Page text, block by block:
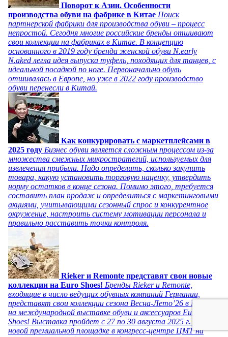
Поворот к Азии. Особенности
производства обуви на фабрике в Китае Поиск
партнерской фабрики для производства обуви – процесс
непростой. Сегодня многие российские бренды отшивают
свои коллекции на фабриках в Китае. В концепцию
основанного в 2019 году бренда женской обуви N.early
N.aked легла идея выпуска туфель, походящих для танцев, с
идеальной посадкой по ноге. Первоначально обувь
отшивалась в Европе, но уже в 2022 году производство
обуви перенесли в Китай.
Как конкурировать с маркетплейсами в
2025 году Бизнес обуви является сложным процессом из-за
множества смежных микростратегий, используемых для
извлечения прибыли. Надо определить, сколько закупить
товара, какую установить торговую наценку, утвердить
норму остатков в конце сезона. Помимо этого, требуется
составить план продаж и определиться с маркетинговыми
акциями, учитывающими сезонный спрос и конкурентное
окружение, настроить систему мотивации персонала и
правильно расставить точки контроля.
Rieker и Remonte представят свои новые
коллекции на Euro Shoes! Бренды Rieker и Remonte,
входящие в число ведущих обувных компаний Германии,
представят свои коллекции сезона Весна-Лето’26 в Москве
на международной выставке обуви и аксессуаров Euro
Shoes! Выставка пройдет c 27 по 30 августа 2025 г. на
новой премиальной площадке в конгресс-центре ЦМТ на